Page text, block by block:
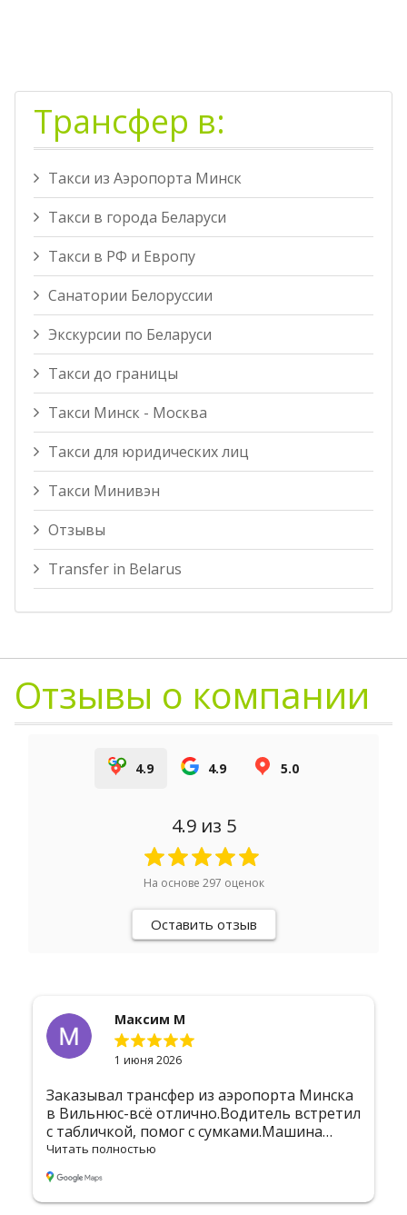
Трансфер в:
Такси из Аэропорта Минск
Такси в города Беларуси
Такси в РФ и Европу
Санатории Белоруссии
Экскурсии по Беларуси
Такси до границы
Такси Минск - Москва
Такси для юридических лиц
Такси Минивэн
Отзывы
Transfer in Belarus
Отзывы о компании
4.9 4.9 5.0
4.9из 5
На основе 297 оценок
Оставить отзыв
Максим М
1 июня 2026
Заказывал трансфер из аэропорта Минска
в Вильнюс-всё отлично.Водитель встретил
с табличкой, помог с сумками.Машина
чистая, кондиционер работал.Доехали
быстро и без пробок, водитель ехал
аккуратно.Отдельное спасибо за то, что
подстроились под задержку
Читать полностью